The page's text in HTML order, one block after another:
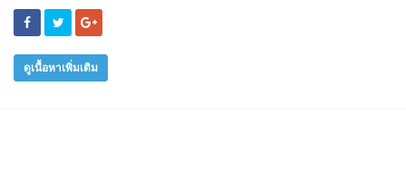
ดูเนื้อหาเพิ่มเติม